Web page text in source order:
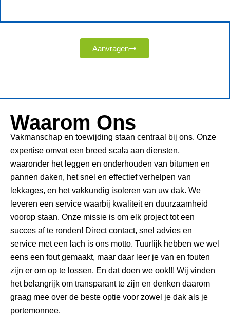
Aanvragen
Waarom Ons
Vakmanschap en toewijding staan centraal bij ons. Onze
expertise omvat een breed scala aan diensten,
waaronder het leggen en onderhouden van bitumen en
pannen daken, het snel en effectief verhelpen van
lekkages, en het vakkundig isoleren van uw dak. We
leveren een service waarbij kwaliteit en duurzaamheid
voorop staan. Onze missie is om elk project tot een
succes af te ronden! Direct contact, snel advies en
service met een lach is ons motto. Tuurlijk hebben we wel
eens een fout gemaakt, maar daar leer je van en fouten
zijn er om op te lossen. En dat doen we ook!!! Wij vinden
het belangrijk om transparant te zijn en denken daarom
graag mee over de beste optie voor zowel je dak als je
portemonnee.